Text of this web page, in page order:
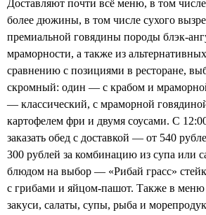
Доставляют почти всё меню, в том
более дюжины, в том числе сухого
премиальной говядины породы блэк-
мраморности, а также из
сравнению с позициями в ресторане,
скромный: один — с крабом и
— классический, с мраморной
картофелем фри и двумя соусами. С
заказать обед с доставкой — от 540
300 рублей за комбинацию из супа или
блюдом на выбор — «Рибай грасс»
с грибами и яйцом-пашот. Также в меню
закуси, салаты, супы, рыба и